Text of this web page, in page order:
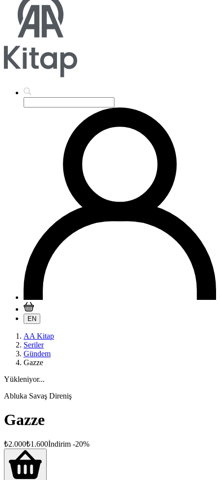
EN
AA Kitap
Seriler
Gündem
Gazze
Yükleniyor...
Abluka Savaş Direniş
Gazze
₺2.000₺1.600İndirim -20%